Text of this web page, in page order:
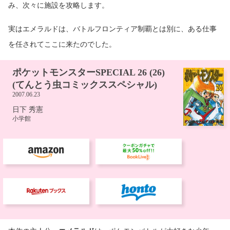
み、次々に施設を攻略します。
実はエメラルドは、バトルフロンティア制覇とは別に、ある仕事
を任されてここに来たのでした。